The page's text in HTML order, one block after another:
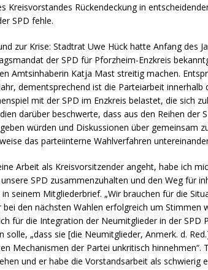
Kreisvorstandes Rückendeckung in
SPD fehle.
zur Krise: Stadtrat Uwe Hück hatte Anfang des
der SPD für Pforzheim-Enzkreis
Amtsinhaberin Katja Mast streitig machen.
dementsprechend ist die Parteiarbeit innerhalb
mit der SPD im Enzkreis belastet, die sich
darüber beschwerte, dass aus den Reihen der
würden und Diskussionen über gemeinsam
das parteiinterne Wahlverfahren
Arbeit als Kreisvorsitzender angeht, habe ich
SPD zusammenzuhalten und den Weg für
in seinem Mitgliederbrief. „Wir brauchen für die
bei den nächsten Wahlen erfolgreich um Stimmen
für die Integration der Neumitglieder in der SPD
solle, „dass sie [die Neumitglieder, Anmerk. d.
Mechanismen der Partei unkritisch hinnehmen“.
und er habe die Vorstandsarbeit als schwierig